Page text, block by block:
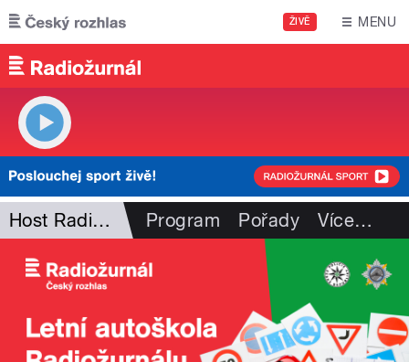
Přejít k hlavnímu obsahu
ŽIVĚ MENU
Host Radiožurnálu Program Pořady Více…